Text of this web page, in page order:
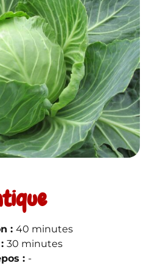
: 40 minutes
30 minutes
: -